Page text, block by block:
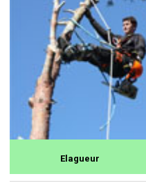
Elagueur